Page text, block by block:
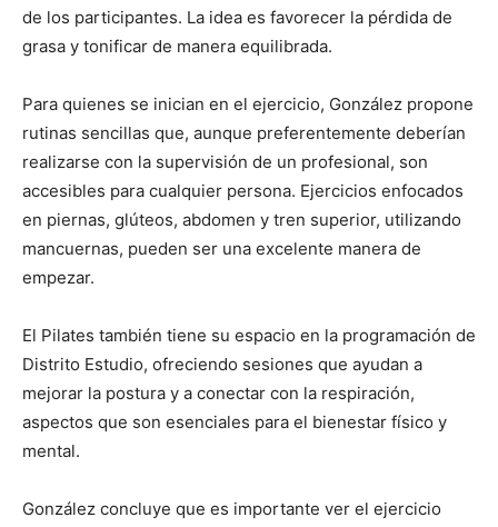
de los participantes. La idea es favorecer la pérdida de
grasa y tonificar de manera equilibrada.
Para quienes se inician en el ejercicio, González propone
rutinas sencillas que, aunque preferentemente deberían
realizarse con la supervisión de un profesional, son
accesibles para cualquier persona. Ejercicios enfocados
en piernas, glúteos, abdomen y tren superior, utilizando
mancuernas, pueden ser una excelente manera de
empezar.
El Pilates también tiene su espacio en la programación de
Distrito Estudio, ofreciendo sesiones que ayudan a
mejorar la postura y a conectar con la respiración,
aspectos que son esenciales para el bienestar físico y
mental.
González concluye que es importante ver el ejercicio